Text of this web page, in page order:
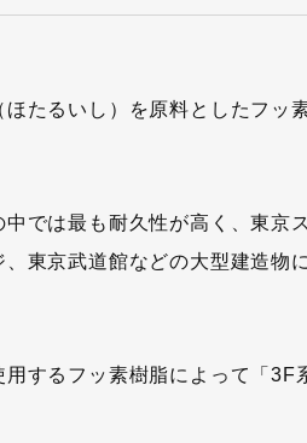
たるいし）を原料としたフッ
では最も耐久性が高く、東京
東京武道館などの大型建造物
用するフッ素樹脂によって「